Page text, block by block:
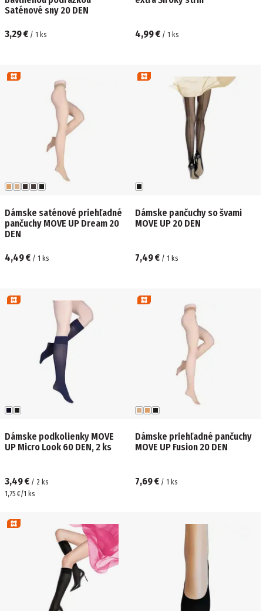
Saténové sny 20 DEN
3,29 € / 1 ks 4,99 € / 1 ks
Dámske saténové priehľadné
pančuchy MOVE UP Dream 20
DEN
4,49 € / 1 ks
Dámske pančuchy so švami
MOVE UP 20 DEN
7,49 € / 1 ks
Dámske podkolienky MOVE
UP Micro Look 60 DEN, 2 ks
3,49 € / 2 ks
1,75 €/1 ks
Dámske priehľadné pančuchy
MOVE UP Fusion 20 DEN
7,69 € / 1 ks